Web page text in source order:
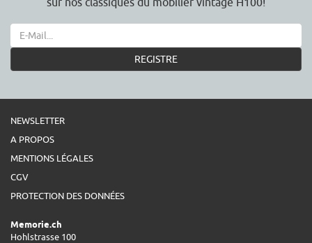
REGISTRE
NEWSLETTER
A PROPOS
MENTIONS LÉGALES
CGV
PROTECTION DES DONNÉES
Memorie.ch
Hohlstrasse 100